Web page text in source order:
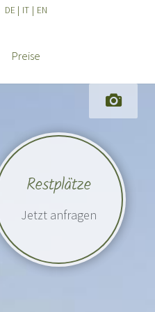
DE | IT | EN
Preise
Restplätze
Jetzt anfragen